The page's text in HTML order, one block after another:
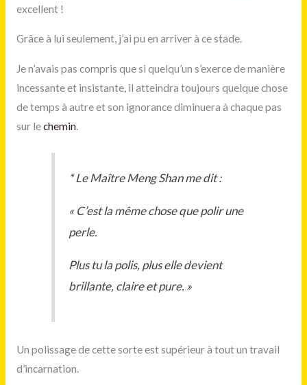
excellent !
Grâce à lui seulement, j’ai pu en arriver à ce stade.
Je n’avais pas compris que si quelqu’un s’exerce de manière
incessante et insistante, il atteindra toujours quelque chose
de temps à autre et son ignorance diminuera à chaque pas
sur lechemin.
*Le Maître Meng Shan me dit :
« C’est la même chose que polir une
perle.
Plus tu la polis, plus elle devient
brillante, claire et pure. »
Un polissage de cette sorte est supérieur à tout un travail
d’incarnation.